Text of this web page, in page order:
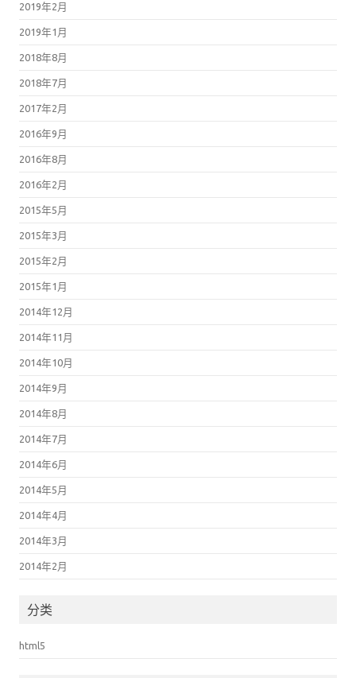
2019年2月
2019年1月
2018年8月
2018年7月
2017年2月
2016年9月
2016年8月
2016年2月
2015年5月
2015年3月
2015年2月
2015年1月
2014年12月
2014年11月
2014年10月
2014年9月
2014年8月
2014年7月
2014年6月
2014年5月
2014年4月
2014年3月
2014年2月
分类
html5